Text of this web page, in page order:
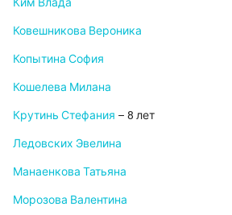
Ковешникова Вероника
Копытина София
Кошелева Милана
Крутинь Стефания – 8 лет
Ледовских Эвелина
Манаенкова Татьяна
Морозова Валентина